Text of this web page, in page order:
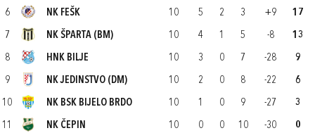
6 NK FEŠK 10 5 2 3 +9 17
7 NK ŠPARTA (BM) 10 4 1 5 -8 13
8 HNK BILJE 10 3 0 7 -28 9
9 NK JEDINSTVO (DM) 10 2 0 8 -22 6
10 NK BSK BIJELO BRDO 10 1 0 9 -27 3
11 NK ČEPIN 10 0 0 10 -30 0